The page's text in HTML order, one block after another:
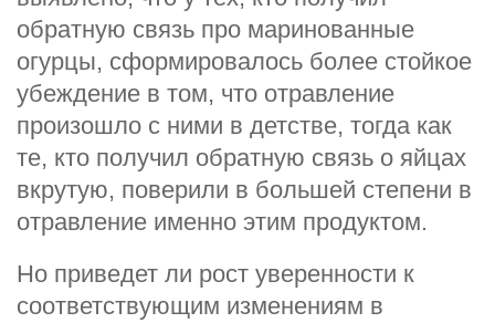
обратную связь про маринованные
огурцы, сформировалось более стойкое
убеждение в том, что отравление
произошло с ними в детстве, тогда как
те, кто получил обратную связь о яйцах
вкрутую, поверили в большей степени в
отравление именно этим продуктом.
Но приведет ли рост уверенности к
соответствующим изменениям в